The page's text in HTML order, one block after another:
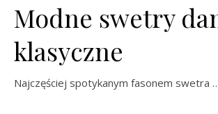
Modne swetry
klasyczne
Najczęściej spotykanym fasonem swetra